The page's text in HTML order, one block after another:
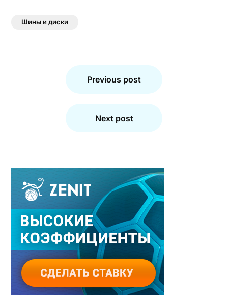
Шины и диски
Previous post
Next post